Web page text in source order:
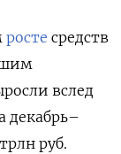
росте средств
вслед
декабрь–
руб.